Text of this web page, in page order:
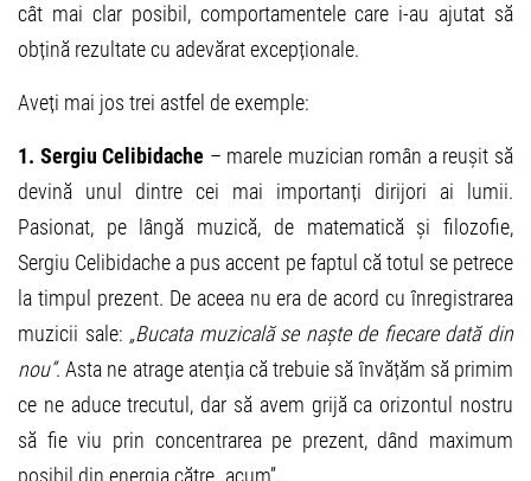
cât mai clar posibil, comportamentele care i-au ajutat să
obțină rezultate cu adevărat excepționale.
Aveți mai jos trei astfel de exemple:
1. Sergiu Celibidache – marele muzician român a reușit să
devină unul dintre cei mai importanți dirijori ai lumii.
Pasionat, pe lângă muzică, de matematică și filozofie,
Sergiu Celibidache a pus accent pe faptul că totul se petrece
la timpul prezent. De aceea nu era de acord cu înregistrarea
muzicii sale: „Bucata muzicală se naște de fiecare dată din
nou”. Asta ne atrage atenția că trebuie să învățăm să primim
ce ne aduce trecutul, dar să avem grijă ca orizontul nostru
să fie viu prin concentrarea pe prezent, dând maximum
posibil din energia către „acum”.